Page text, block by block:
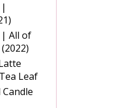
| All of
Leaf